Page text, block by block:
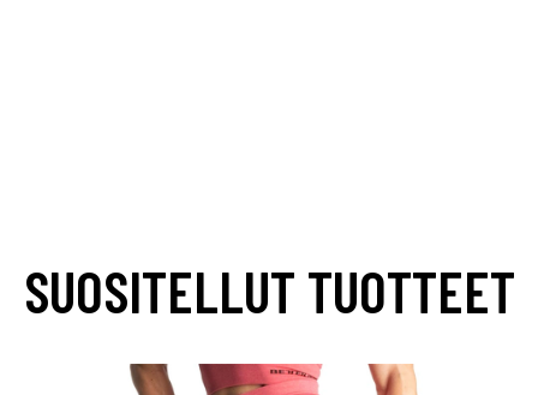
SUOSITELLUT TUOTTEET